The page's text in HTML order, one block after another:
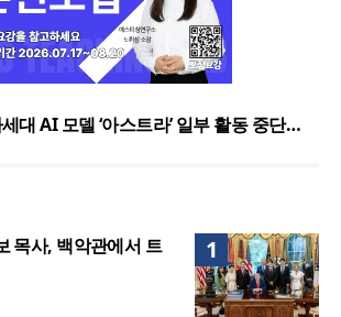
, 감신대 도서관에 퀴어서적 ‘별도 부스’ 마
대 AI 모델 ‘아스트라’ 일부 활동 중단…
국가적 자산”
, 감신대 도서관에 퀴어서적 ‘별도 부스’ 마
반기 탈북민 입국 63명… 전년 동기 대비
1
목사, 백악관에서 트